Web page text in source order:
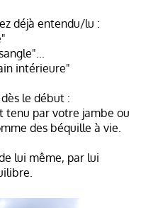
déjà entendu/lu :
intérieure"
le début :
tenu par votre jambe ou
des béquille à vie.
lui même, par lui